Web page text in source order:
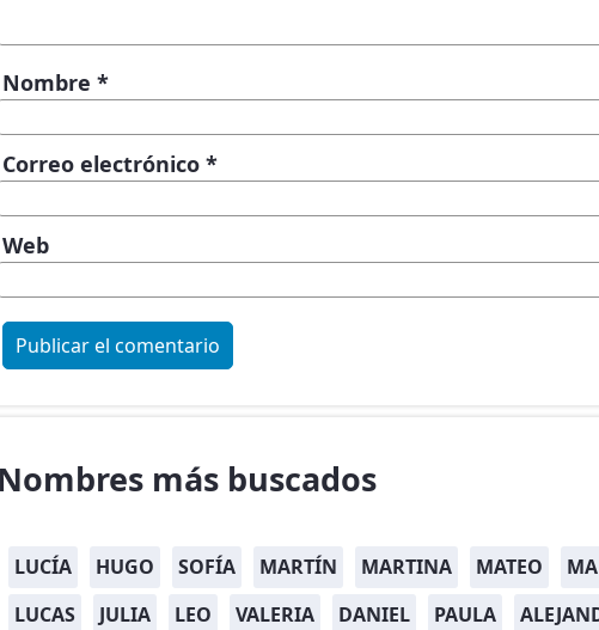
Nombre *
Correo electrónico *
Web
Nombres más buscados
LUCÍA HUGO SOFÍA MARTÍN MARTINA MATEO
LUCAS
JULIA LEO VALERIA DANIEL PAULA